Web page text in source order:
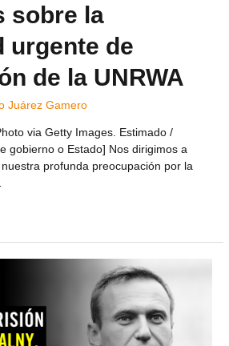
sobre la
urgente de
de la UNRWA
Juárez Gamero
via Getty Images. Estimado /
gobierno o Estado] Nos dirigimos a
profunda preocupación por la